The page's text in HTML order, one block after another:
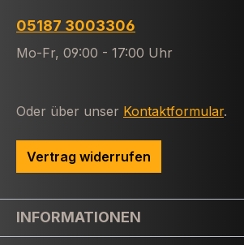
05187 3003306
Mo-Fr, 09:00 - 17:00 Uhr
Oder über unser Kontaktformular.
Vertrag widerrufen
INFORMATIONEN